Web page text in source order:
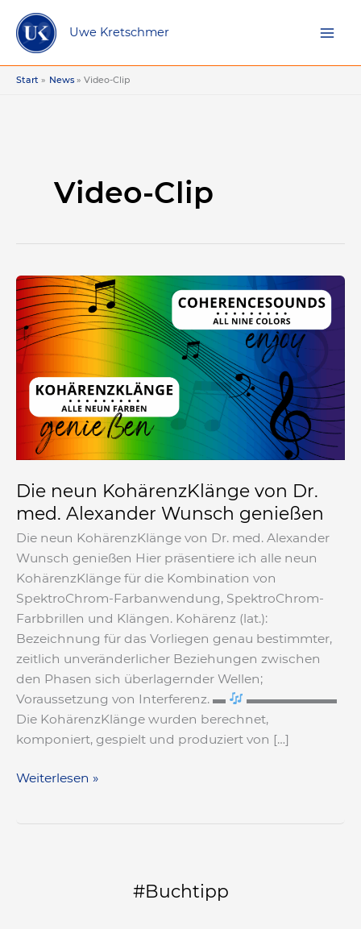
Inhalt
springen
Uwe Kretschmer
Start News Video-Clip
Video-Clip
Die neun KohärenzKlänge von Dr.
med. Alexander Wunsch genießen
Die neun KohärenzKlänge von Dr. med. Alexander
Wunsch genießen Hier präsentiere ich alle neun
KohärenzKlänge für die Kombination von
SpektroChrom-Farbanwendung, SpektroChrom-
Farbbrillen und Klängen. Kohärenz (lat.):
Bezeichnung für das Vorliegen genau bestimmter,
zeitlich unveränderlicher Beziehungen zwischen
den Phasen sich überlagernder Wellen;
Voraussetzung von Interferenz. ▬
▬▬▬▬▬▬▬
Die KohärenzKlänge wurden berechnet,
komponiert, gespielt und produziert von […]
Die
neun
KohärenzKlänge
von
Dr.
med.
Alexander
Wunsch
genießen
Weiterlesen »
#Buchtipp